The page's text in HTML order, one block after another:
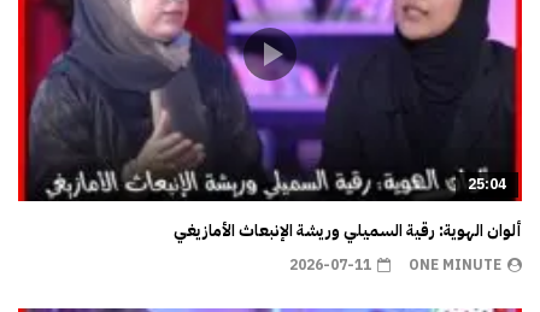
25:04
ألوان الهوية: رقية السميلي وريشة الإنبعاث الأمازيغي
ONE MINUTE
2026-07-11